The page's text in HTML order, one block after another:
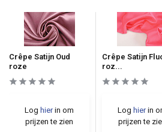
Crêpe Satijn Oud
roze
Log hierin om
prijzen te zien
Crêpe Satijn
roz...
Log hierin
prijzen te